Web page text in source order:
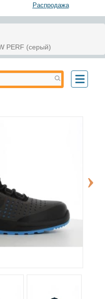
Распродажа
PERF (серый)
Toggle